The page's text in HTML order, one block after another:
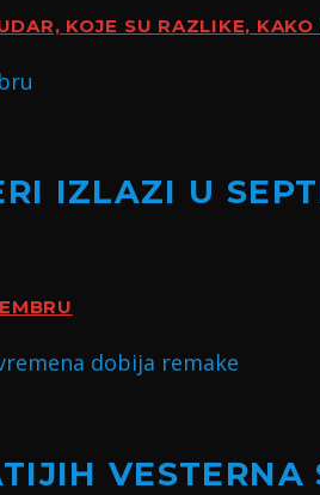
KOJE SU RAZLIKE, KAKO
IZLAZI U